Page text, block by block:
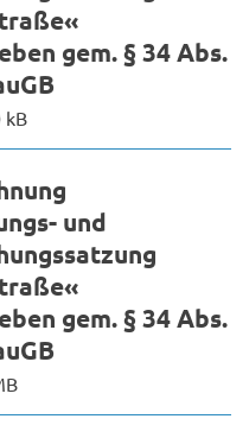
gem. § 34 Abs.
kB
und
gem. § 34 Abs.